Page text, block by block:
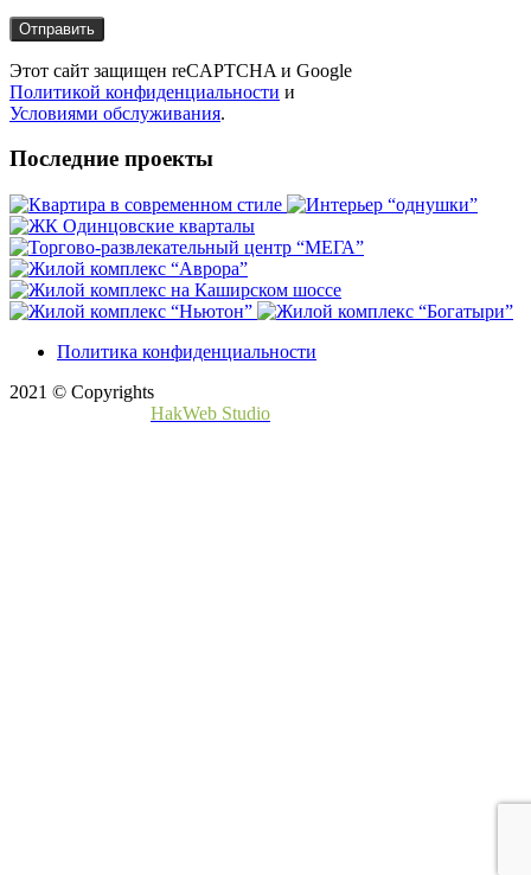
Этот сайт защищен reCAPTCHA и Google
Политикой конфиденциальности и
Условиями обслуживания.
Последние проекты
Политика конфиденциальности
2021 © Copyrights
HakWeb Studio